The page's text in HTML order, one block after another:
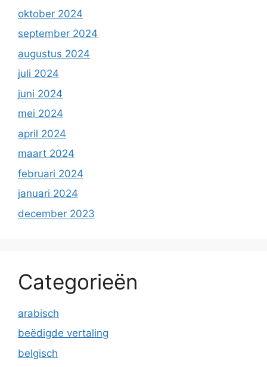
oktober 2024
september 2024
augustus 2024
juli 2024
juni 2024
mei 2024
april 2024
maart 2024
februari 2024
januari 2024
december 2023
Categorieën
arabisch
beëdigde vertaling
belgisch